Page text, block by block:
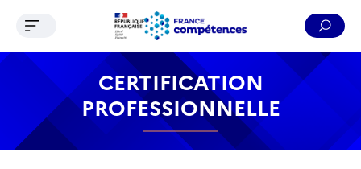
Contenu Recherche Menu Pied de page
Ouvrir le menu de navigation
CERTIFICATION
PROFESSIONNELLE